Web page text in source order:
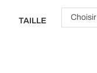
TAILLE